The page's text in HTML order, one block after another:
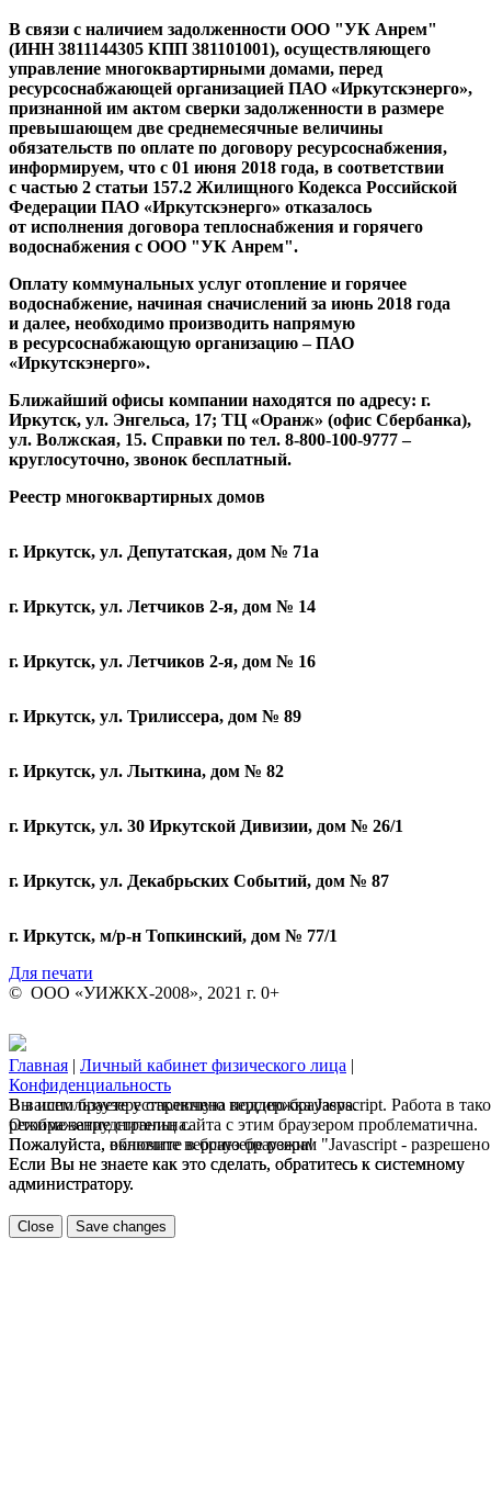
В связи с наличием задолженности ООО "УК Анрем"
(ИНН 3811144305 КПП 381101001), осуществляющего
управление многоквартирными домами, перед
ресурсоснабжающей организацией ПАО «Иркутскэнерго»,
признанной им актом сверки задолженности в размере
превышающем две среднемесячные величины
обязательств по оплате по договору ресурсоснабжения,
информируем, что с 01 июня 2018 года, в соответствии
с частью 2 статьи 157.2 Жилищного Кодекса Российской
Федерации ПАО «Иркутскэнерго» отказалось
от исполнения договора теплоснабжения и горячего
водоснабжения с ООО "УК Анрем".
Оплату коммунальных услуг отопление и горячее
водоснабжение, начиная сначислений за июнь 2018 года
и далее, необходимо производить напрямую
в ресурсоснабжающую организацию – ПАО
«Иркутскэнерго».
Ближайший офисы компании находятся по адресу: г.
Иркутск, ул. Энгельса, 17; ТЦ «Оранж» (офис Сбербанка),
ул. Волжская, 15. Справки по тел. 8-800-100-9777 –
круглосуточно, звонок бесплатный.
Реестр многоквартирных домов
г. Иркутск, ул. Депутатская, дом № 71а
г. Иркутск, ул. Летчиков 2-я, дом № 14
г. Иркутск, ул. Летчиков 2-я, дом № 16
г. Иркутск, ул. Трилиссера, дом № 89
г. Иркутск, ул. Лыткина, дом № 82
г. Иркутск, ул. 30 Иркутской Дивизии, дом № 26/1
г. Иркутск, ул. Декабрьских Событий, дом № 87
г. Иркутск, м/р-н Топкинский, дом № 77/1
Для печати
© ООО «УИЖКХ-2008», 2021 г. 0+
Главная | Личный кабинет физического лица |
Конфиденциальность
В вашем браузере отключена поддержка Jasvscript. Работа в
режиме затруднительна.
Пожалуйста, включите в браузере режим "Javascript -
Если Вы не знаете как это сделать, обратитесь к системному
администратору.
Вы используете устаревшую версию браузера.
Отображение страниц сайта с этим браузером проблематична.
Пожалуйста, обновите версию браузера!
Если Вы не знаете как это сделать, обратитесь к системному
администратору.
Close Save changes